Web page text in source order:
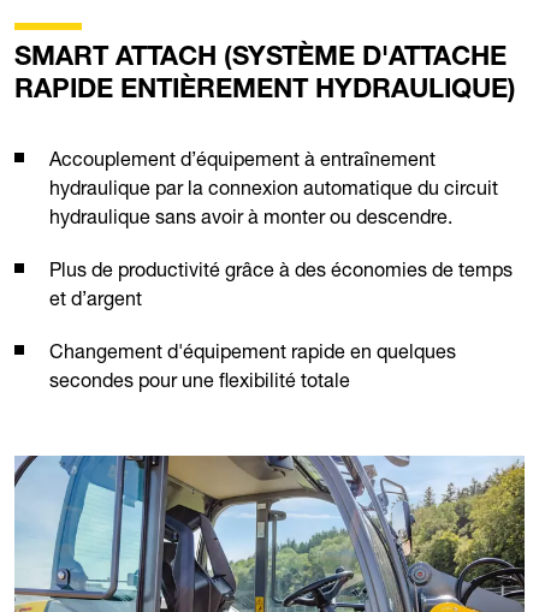
SMART ATTACH (SYSTÈME D'ATTACHE
RAPIDE ENTIÈREMENT HYDRAULIQUE)
Accouplement d’équipement à entraînement
hydraulique par la connexion automatique du circuit
hydraulique sans avoir à monter ou descendre.
Plus de productivité grâce à des économies de temps
et d’argent
Changement d'équipement rapide en quelques
secondes pour une flexibilité totale